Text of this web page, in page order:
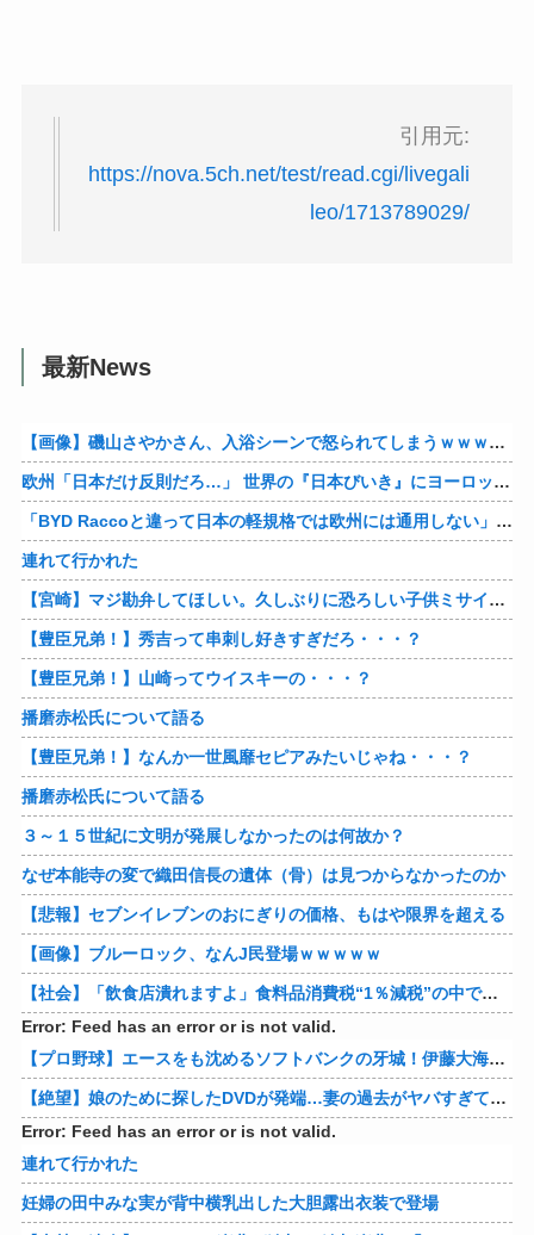
引用元:
https://nova.5ch.net/test/read.cgi/livegali
leo/1713789029/
最新News
【画像】磯山さやかさん、入浴シーンで怒られてしまうｗｗｗｗｗｗ
欧州「日本だけ反則だろ…」 世界の『日本びいき』にヨーロッパ全土から不満の声
「BYD Raccoと違って日本の軽規格では欧州には通用しない」と自動車系ライターが示唆、だが速攻で反例を提示されて即落ち二コマ状態に……
連れて行かれた
【宮崎】マジ勘弁してほしい。久しぶりに恐ろしい子供ミサイルを見た。
【豊臣兄弟！】秀吉って串刺し好きすぎだろ・・・？
【豊臣兄弟！】山崎ってウイスキーの・・・？
播磨赤松氏について語る
【豊臣兄弟！】なんか一世風靡セピアみたいじゃね・・・？
播磨赤松氏について語る
３～１５世紀に文明が発展しなかったのは何故か？
なぜ本能寺の変で織田信長の遺体（骨）は見つからなかったのか
【悲報】セブンイレブンのおにぎりの価格、もはや限界を超える
【画像】ブルーロック、なんJ民登場ｗｗｗｗｗ
【社会】「飲食店潰れますよ」食料品消費税“1％減税”の中で上がる懸念 外食は10％で“9％”差に…一方で対象の弁当店でも悲痛な声「値下げできない…」
Error: Feed has an error or is not valid.
【プロ野球】エースをも沈めるソフトバンクの牙城！伊藤大海の対ホークス防御率から見るパリーグの厳しさ
【絶望】娘のために探したDVDが発端…妻の過去がヤバすぎてメンタル崩壊ｗｗｗｗ 他
Error: Feed has an error or is not valid.
連れて行かれた
妊婦の田中みな実が背中横乳出した大胆露出衣装で登場